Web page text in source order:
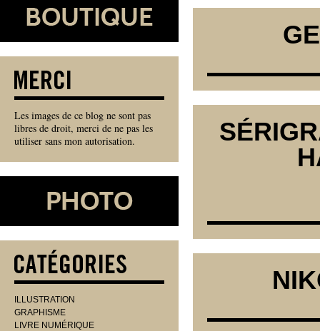
Les images de ce blog ne sont pas
libres de droit, merci de ne pas les
utiliser sans mon autorisation.
ILLUSTRATION
GRAPHISME
LIVRE NUMÉRIQUE